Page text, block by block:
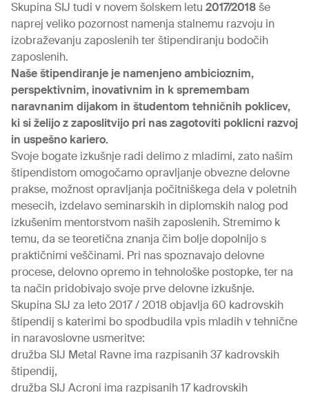
Skupina SIJ tudi v novem šolskem letu 2017/2018še
naprej veliko pozornost namenja stalnemu razvoju in
izobraževanju zaposlenih ter štipendiranju bodočih
zaposlenih.
Naše štipendiranje je namenjeno ambicioznim,
perspektivnim, inovativnim in k spremembam
naravnanim dijakom in študentom tehničnih poklicev,
ki si želijo z zaposlitvijo pri nas zagotoviti poklicni razvoj
in uspešno kariero.
Svoje bogate izkušnje radi delimo z mladimi, zato našim
štipendistom omogočamo opravljanje obvezne delovne
prakse, možnost opravljanja počitniškega dela v poletnih
mesecih, izdelavo seminarskih in diplomskih nalog pod
izkušenim mentorstvom naših zaposlenih. Stremimo k
temu, da se teoretična znanja čim bolje dopolnijo s
praktičnimi veščinami. Pri nas spoznavajo delovne
procese, delovno opremo in tehnološke postopke, ter na
ta način pridobivajo svoje prve delovne izkušnje.
Skupina SIJ za leto 2017 / 2018 objavlja 60 kadrovskih
štipendij s katerimi bo spodbudila vpis mladih v tehnične
in naravoslovne usmeritve:
družba SIJ Metal Ravne ima razpisanih 37 kadrovskih
štipendij,
družba SIJ Acroni ima razpisanih 17 kadrovskih